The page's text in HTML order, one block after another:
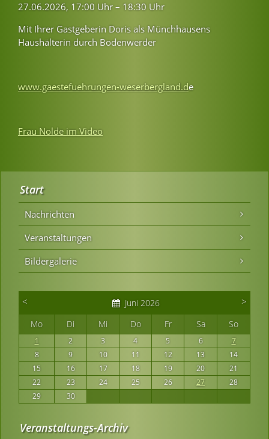
27.06.2026, 17:00 Uhr – 18:30 Uhr
Mit Ihrer Gastgeberin Doris als Münchhausens
Haushälterin durch Bodenwerder
www.gaestefuehrungen-weserbergland.de
Frau Nolde im Video
Start
Nachrichten
Veranstaltungen
Bildergalerie
< Juni 2026 >
Mo Di Mi Do Fr Sa So
1 2 3 4 5 6
7
8
9 10 11 12 13
14
15
16 17 18 19 20
21
22
23 24 25 26 27
28
29
30
Veranstaltungs-Archiv